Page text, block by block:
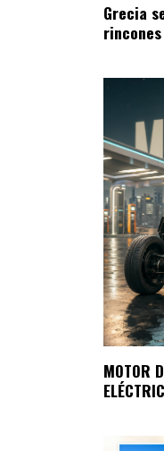
Grecia
MOTOR